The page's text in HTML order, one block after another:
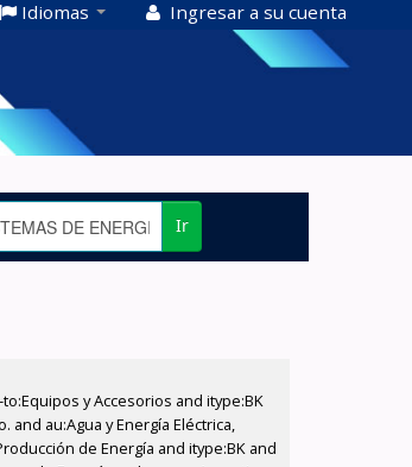
Idiomas Ingresar a su cuenta
Ir
y Accesorios and itype:BK
and au:Agua y Energía Eléctrica,
de Energía and itype:BK and